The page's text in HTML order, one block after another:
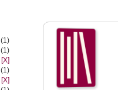
(1)
(1)
[X]
(1)
[X]